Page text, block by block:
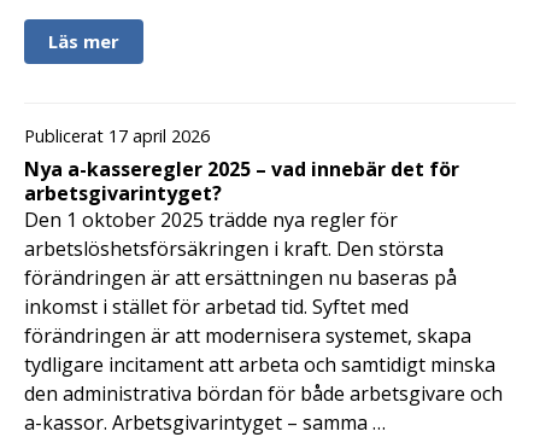
Läs mer
Publicerat 17 april 2026
Nya a-kasseregler 2025 – vad innebär det för
arbetsgivarintyget?
Den 1 oktober 2025 trädde nya regler för
arbetslöshetsförsäkringen i kraft. Den största
förändringen är att ersättningen nu baseras på
inkomst i stället för arbetad tid. Syftet med
förändringen är att modernisera systemet, skapa
tydligare incitament att arbeta och samtidigt minska
den administrativa bördan för både arbetsgivare och
a-kassor. Arbetsgivarintyget – samma …